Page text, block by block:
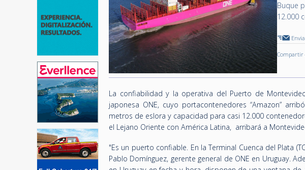
Buque
12.000
Compartir
La confiabilidad y la operativa del Puerto de
japonesa ONE, cuyo portacontenedores “Amazon”
metros de eslora y capacidad para casi 12.000
el Lejano Oriente con América Latina, arribará a
"Es un puerto confiable. En la Terminal Cuenca del Plata
Pablo Domínguez, gerente general de ONE en Uruguay.